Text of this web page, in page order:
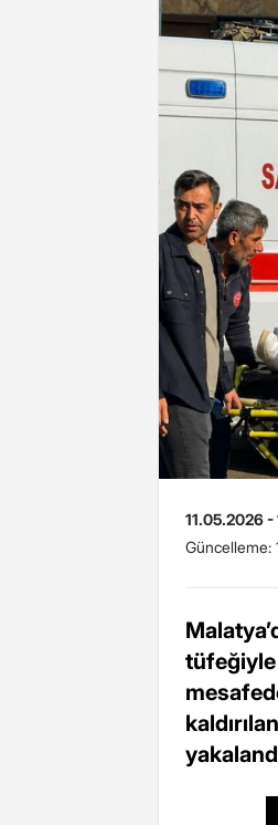
11.05.2026 -
Güncelleme:
tüfeğiyle